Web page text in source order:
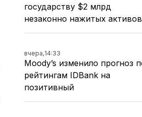
государству $2 млрд
незаконно нажитых активов
вчера,14:33
Moody’s изменило прогноз
рейтингам IDBank на
позитивный